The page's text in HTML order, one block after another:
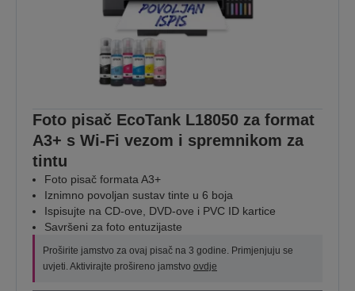
Foto pisač EcoTank L18050 za format
A3+ s Wi-Fi vezom i spremnikom za
tintu
Foto pisač formata A3+
Iznimno povoljan sustav tinte u 6 boja
Ispisujte na CD-ove, DVD-ove i PVC ID kartice
Savršeni za foto entuzijaste
Proširite jamstvo za ovaj pisač na 3 godine. Primjenjuju se
uvjeti. Aktivirajte prošireno jamstvo ovdje